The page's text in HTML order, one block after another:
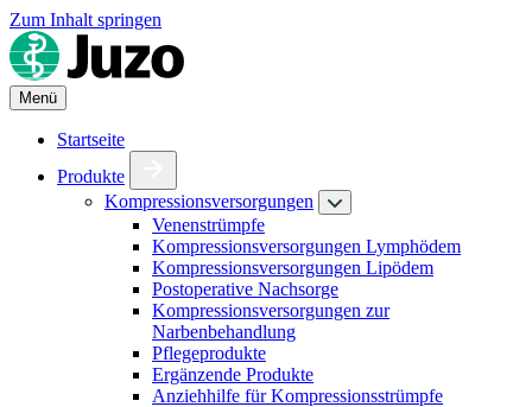
Zum Inhalt springen
Menü
Startseite
Produkte
Kompressionsversorgungen
Venenstrümpfe
Kompressionsversorgungen Lymphödem
Kompressionsversorgungen Lipödem
Postoperative Nachsorge
Kompressionsversorgungen zur
Narbenbehandlung
Pflegeprodukte
Ergänzende Produkte
Anziehhilfe für Kompressionsstrümpfe